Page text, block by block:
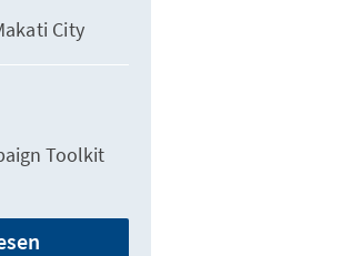
City
Toolkit